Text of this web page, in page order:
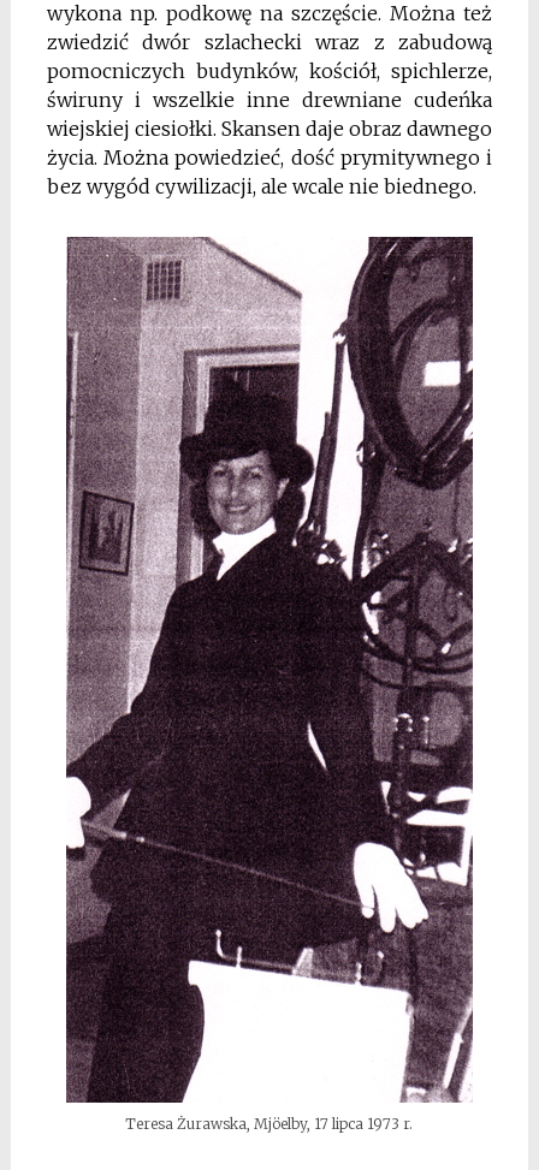
wykona np. podkowę na szczęście. Można też
zwiedzić dwór szlachecki wraz z zabudową
pomocniczych budynków, kościół, spichlerze,
świruny i wszelkie inne drewniane cudeńka
wiejskiej ciesiołki. Skansen daje obraz dawnego
życia. Można powiedzieć, dość prymitywnego i
bez wygód cywilizacji, ale wcale nie biednego.
Teresa Żurawska, Mjöelby, 17 lipca 1973 r.